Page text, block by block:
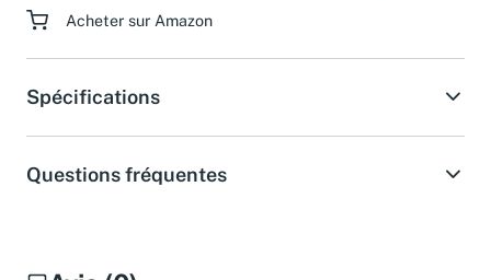
Acheter sur Amazon
Spécifications
Questions fréquentes